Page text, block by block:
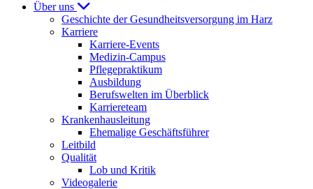
Über uns
Geschichte der Gesundheitsversorgung im Harz
Karriere
Karriere-Events
Medizin-Campus
Pflegepraktikum
Ausbildung
Berufswelten im Überblick
Karriereteam
Krankenhausleitung
Ehemalige Geschäftsführer
Leitbild
Qualität
Lob und Kritik
Videogalerie